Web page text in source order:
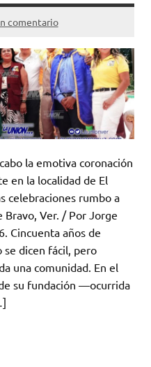
comentario
la emotiva coronación
en la localidad de El
celebraciones rumbo a
Bravo, Ver. / Por Jorge
Cincuenta años de
dicen fácil, pero
una comunidad. En el
su fundación —ocurrida